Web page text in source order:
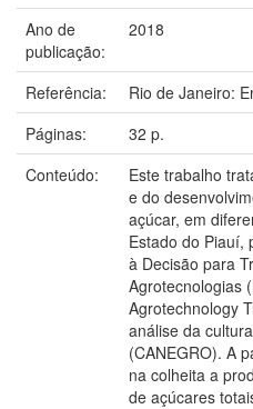
Ano de
publicação:
2018
Referência:
Rio de Janeiro:
Páginas:
32 p.
Conteúdo:
Este trabalho
e do
açúcar, em
Estado do Piauí,
à Decisão para
Agrotecnologias
Agrotechnology
análise da
(CANEGRO). A
na colheita a
de açúcares